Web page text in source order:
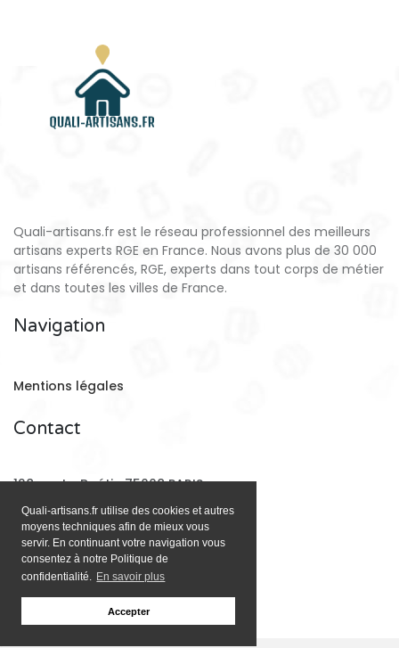
Quali-artisans.fr utilise des cookies et autres
moyens techniques afin de mieux vous
servir. En continuant votre navigation vous
consentez à notre Politique de
confidentialité. En savoir plus
Accepter
Quali-artisans.fr est le réseau professionnel des meilleurs
artisans experts RGE en France. Nous avons plus de 30 000
artisans référencés, RGE, experts dans tout corps de métier
et dans toutes les villes de France.
Navigation
Mentions légales
Contact
128 rue La Boétie 75008 PARIS
Email: contact@quali-artisans.fr